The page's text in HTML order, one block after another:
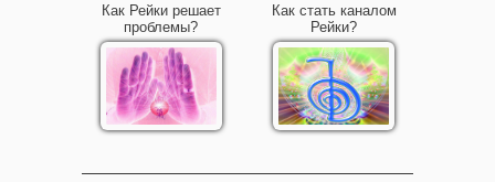
Как Рейки решает
проблемы?
Как стать каналом
Рейки?